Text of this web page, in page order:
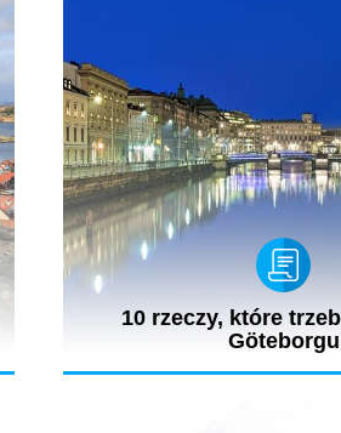
10 rzeczy, które
Göteborgu